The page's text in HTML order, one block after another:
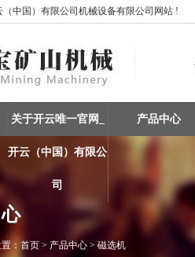
中国）有限公司机械设备有限公司网站 !
关于开云唯一官网_
开云（中国）有限公
司
产品中心
： 首页 > 产品中心 > 磁选机